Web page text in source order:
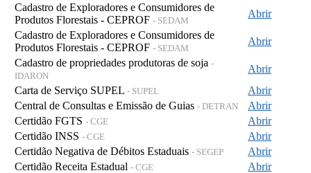
Cadastro de Exploradores e Consumidores de
Produtos Florestais - CEPROF - SEDAM
Abrir
Cadastro de Exploradores e Consumidores de
Produtos Florestais - CEPROF - SEDAM
Abrir
Cadastro de propriedades produtoras de soja -
IDARON
Abrir
Carta de Serviço SUPEL - SUPEL
Abrir
Central de Consultas e Emissão de Guias - DETRAN
Abrir
Certidão FGTS - CGE
Abrir
Certidão INSS - CGE
Abrir
Certidão Negativa de Débitos Estaduais - SEGEP
Abrir
Certidão Receita Estadual - CGE
Abrir